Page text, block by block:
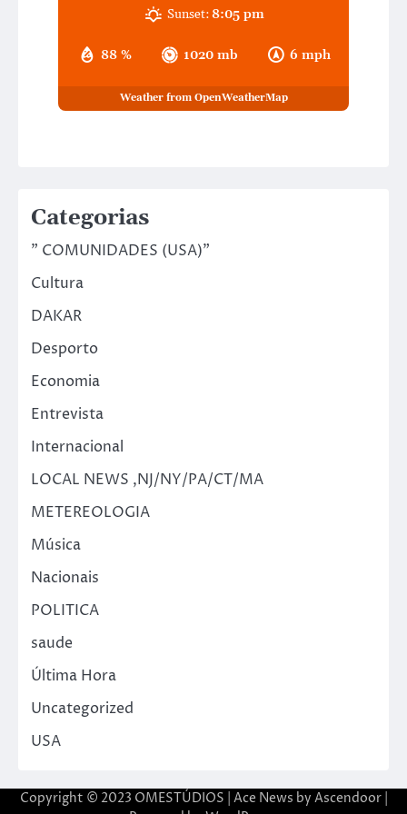
88 % 1020 mb 6 mph
Sunset:8:05 pm
Weather from OpenWeatherMap
Categorias
" COMUNIDADES (USA)"
Cultura
DAKAR
Desporto
Economia
Entrevista
Internacional
LOCAL NEWS ,NJ/NY/PA/CT/MA
METEREOLOGIA
Música
Nacionais
POLITICA
saude
Última Hora
Uncategorized
USA
Copyright © 2023 OMESTÚDIOS | Ace News by Ascendoor|